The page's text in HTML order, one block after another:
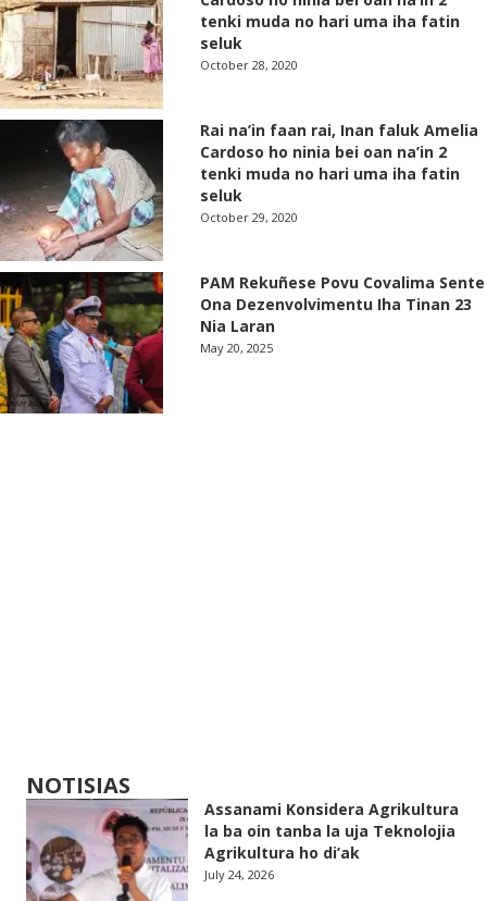
tenki muda no hari uma iha fatin
seluk
October 28, 2020
Rai na’in faan rai, Inan faluk Amelia
Cardoso ho ninia bei oan na’in 2
tenki muda no hari uma iha fatin
seluk
October 29, 2020
PAM Rekuñese Povu Covalima Sente
Ona Dezenvolvimentu Iha Tinan 23
Nia Laran
May 20, 2025
NOTISIAS
Assanami Konsidera Agrikultura
la ba oin tanba la uja Teknolojia
Agrikultura ho di’ak
July 24, 2026